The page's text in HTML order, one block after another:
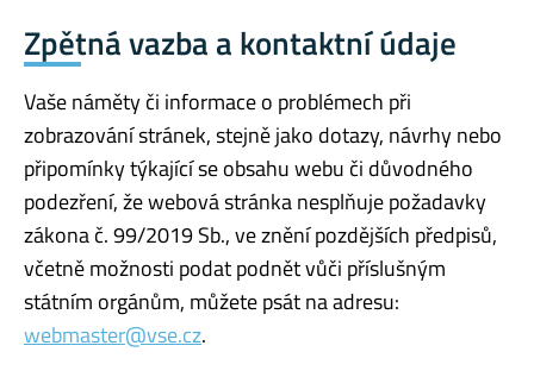
Zpětná vazba a kontaktní údaje
Vaše náměty či informace o problémech při
zobrazování stránek, stejně jako dotazy, návrhy nebo
připomínky týkající se obsahu webu či důvodného
podezření, že webová stránka nesplňuje požadavky
zákona č. 99/2019 Sb., ve znění pozdějších předpisů,
včetně možnosti podat podnět vůči příslušným
státním orgánům, můžete psát na adresu:
webmaster@vse.cz.